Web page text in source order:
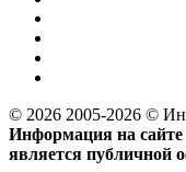
© 2026 2005-2026 ©
Информация на сайте
является публичной